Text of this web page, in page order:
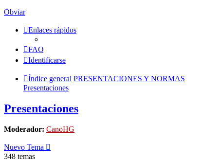
Obviar
Enlaces rápidos
FAQ
Identificarse
Índice general PRESENTACIONES Y NORMAS
Presentaciones
Presentaciones
Moderador: CanoHG
Nuevo Tema
348 temas